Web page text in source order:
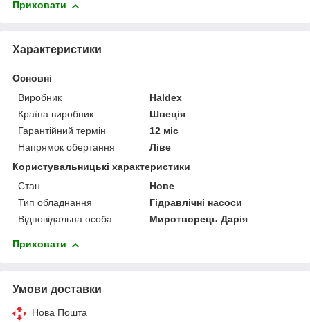
Приховати
Характеристики
Основні
Виробник
Haldex
Країна виробник
Швеція
Гарантійний термін
12 міс
Напрямок обертання
Ліве
Користувальницькі характеристики
Стан
Нове
Тип обладнання
Гідравлічні насоси
Відповідальна особа
Миротворець Дарія
Приховати
Умови доставки
Нова Пошта